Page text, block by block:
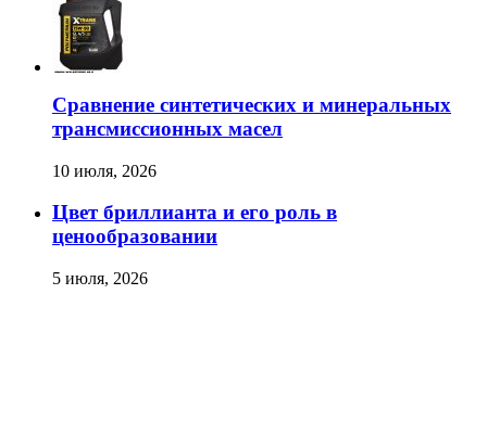
Сравнение синтетических и минеральных
трансмиссионных масел
10 июля, 2026
Цвет бриллианта и его роль в
ценообразовании
5 июля, 2026